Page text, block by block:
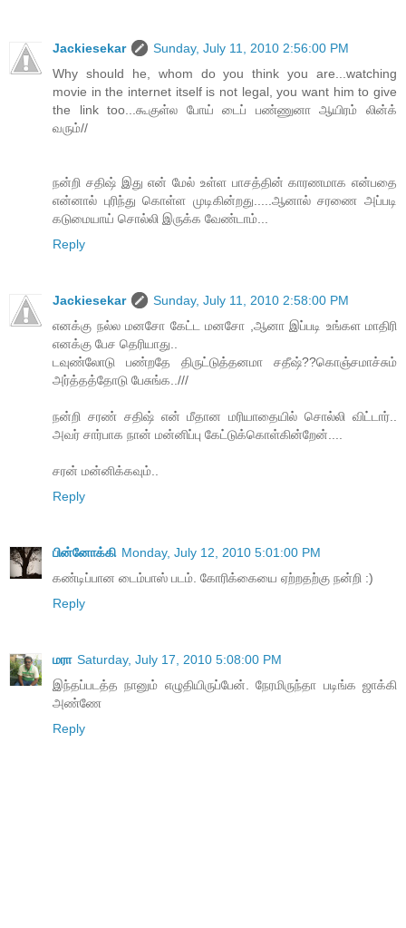
Jackiesekar
Sunday, July 11, 2010 2:56:00 PM
Why should he, whom do you think you are...watching
movie in the internet itself is not legal, you want him to give
the link too...கூகுள்ல போய் டைப் பண்ணுனா ஆயிரம் லின்க்
வரும்//
நன்றி சதிஷ் இது என் மேல் உள்ள பாசத்தின் காரணமாக என்பதை
என்னால் புரிந்து கொள்ள முடிகின்றது.....ஆனால் சரணை அப்படி
கடுமையாய் சொல்லி இருக்க வேண்டாம்...
Reply
Jackiesekar
Sunday, July 11, 2010 2:58:00 PM
எனக்கு நல்ல மனசோ கேட்ட மனசோ ,ஆனா இப்படி உங்கள மாதிரி
எனக்கு பேச தெரியாது..
டவுண்லோடு பண்றதே திருட்டுத்தனமா சதீஷ்??கொஞ்சமாச்சும்
அர்த்தத்தோடு பேசுங்க..///
நன்றி சரண் சதிஷ் என் மீதான மரியாதையில் சொல்லி விட்டார்..
அவர் சார்பாக நான் மன்னிப்பு கேட்டுக்கொள்கின்றேன்....
சரன் மன்னிக்கவும்..
Reply
பின்னோக்கி Monday, July 12, 2010 5:01:00 PM
கண்டிப்பான டைம்பாஸ் படம். கோரிக்கையை ஏற்றதற்கு நன்றி :)
Reply
மரா Saturday, July 17, 2010 5:08:00 PM
இந்தப்படத்த நானும் எழுதியிருப்பேன். நேரமிருந்தா படிங்க ஜாக்கி
அண்ணே
Reply